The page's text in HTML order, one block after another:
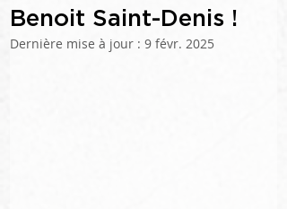
Benoit Saint-Denis !
Dernière mise à jour : 9 févr. 2025